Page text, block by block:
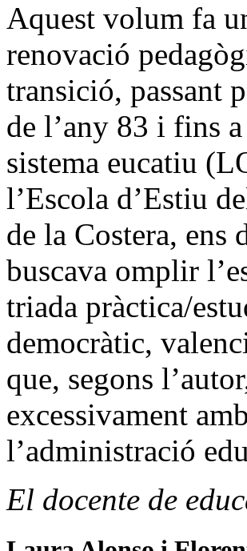
Aquest volum fa
renovació
transició, passant
de l’any 83 i fins
sistema eucatiu
l’Escola d’Estiu
de la Costera, ens
buscava omplir
triada pràctica/
democràtic,
que, segons
excessivament
l’administració
El docente de